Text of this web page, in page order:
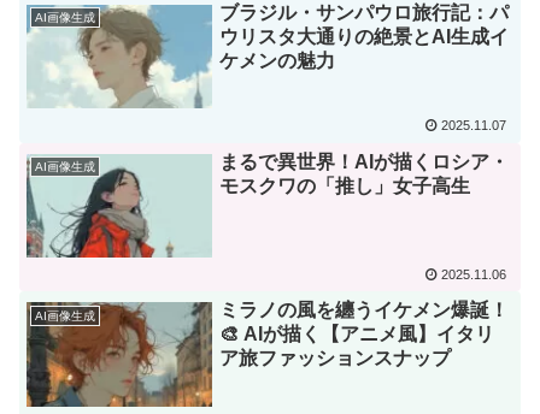
AI画像生成
ブラジル・サンパウロ旅行記：パ
ウリスタ大通りの絶景とAI生成イ
ケメンの魅力
2025.11.07
AI画像生成
まるで異世界！AIが描くロシア・
モスクワの「推し」女子高生
2025.11.06
AI画像生成
ミラノの風を纏うイケメン爆誕！
🎨 AIが描く【アニメ風】イタリ
ア旅ファッションスナップ